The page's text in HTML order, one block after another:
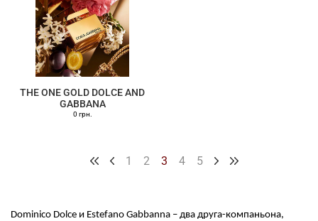
THE ONE GOLD DOLCE AND
GABBANA
0 грн.
1 2 3 4 5
Dominicо Dolсe и Estefano Gabbanna – два друга-компаньона,